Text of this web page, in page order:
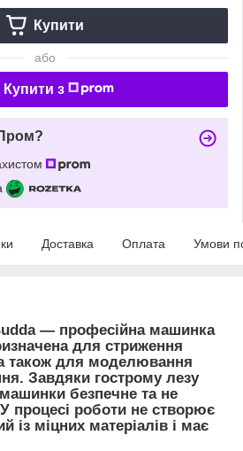
Купити
або
Купити з
Доставка Оплата Умови
— професійна машинка
для стриження
також для моделювання
Завдяки гострому лезу
машинки безпечне та не
процесі роботи не створює
із міцних матеріалів і має